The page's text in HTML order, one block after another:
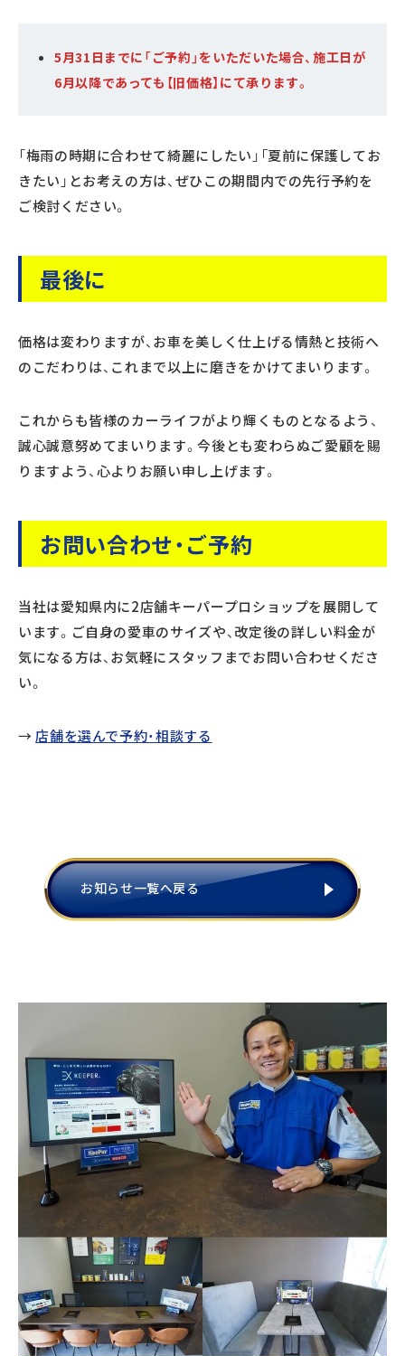
5月31日までに「ご予約」をいただいた場合、施工日が
6月以降であっても【旧価格】にて承ります。
「梅雨の時期に合わせて綺麗にしたい」「夏前に保護してお
きたい」とお考えの方は、ぜひこの期間内での先行予約を
ご検討ください。
最後に
価格は変わりますが、お車を美しく仕上げる情熱と技術へ
のこだわりは、これまで以上に磨きをかけてまいります。
これからも皆様のカーライフがより輝くものとなるよう、
誠心誠意努めてまいります。今後とも変わらぬご愛顧を賜
りますよう、心よりお願い申し上げます。
お問い合わせ・ご予約
当社は愛知県内に2店舗キーパープロショップを展開して
います。ご自身の愛車のサイズや、改定後の詳しい料金が
気になる方は、お気軽にスタッフまでお問い合わせくださ
い。
→ 店舗を選んで予約・相談する
お知らせ一覧へ戻る